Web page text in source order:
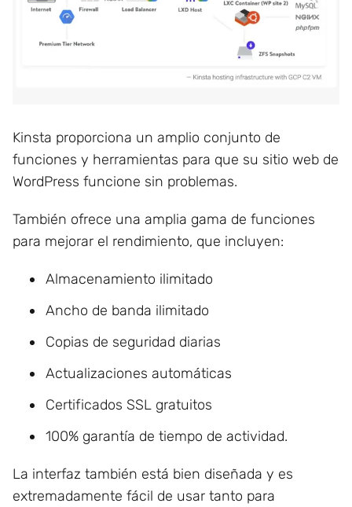
Kinsta proporciona un amplio conjunto de
funciones y herramientas para que su sitio web de
WordPress funcione sin problemas.
También ofrece una amplia gama de funciones
para mejorar el rendimiento, que incluyen:
Almacenamiento ilimitado
Ancho de banda ilimitado
Copias de seguridad diarias
Actualizaciones automáticas
Certificados SSL gratuitos
100% garantía de tiempo de actividad.
La interfaz también está bien diseñada y es
extremadamente fácil de usar tanto para